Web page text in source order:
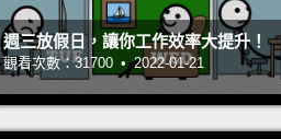
週三放假日，讓你工作效率大提升！
觀看次數：31700 • 2022-01-21